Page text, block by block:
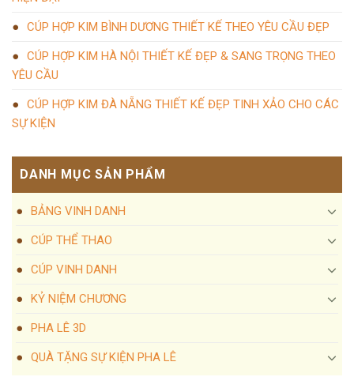
CÚP HỢP KIM BÌNH DƯƠNG THIẾT KẾ THEO YÊU CẦU ĐẸP
CÚP HỢP KIM HÀ NỘI THIẾT KẾ ĐẸP & SANG TRỌNG THEO
YÊU CẦU
CÚP HỢP KIM ĐÀ NẴNG THIẾT KẾ ĐẸP TINH XẢO CHO CÁC
SỰ KIỆN
DANH MỤC SẢN PHẨM
BẢNG VINH DANH
CÚP THỂ THAO
CÚP VINH DANH
KỶ NIỆM CHƯƠNG
PHA LÊ 3D
QUÀ TẶNG SỰ KIỆN PHA LÊ